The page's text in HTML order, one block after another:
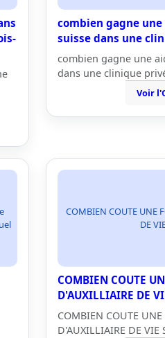
combien gagne
suisse dans une
combien gagne une
dans une clinique
Voir
COMBIEN COUTE UNE
DE
COMBIEN COUTE
D'AUXILLIAIRE DE
COMBIEN COUTE
D'AUXILLIAIRE DE VIE